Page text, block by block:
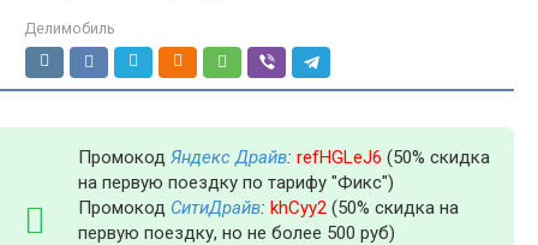
Делимобиль
Промокод Яндекс Драйв: refHGLeJ6 (50% скидка
на первую поездку по тарифу "Фикс")
Промокод СитиДрайв: khCyy2 (50% скидка на
первую поездку, но не более 500 руб)